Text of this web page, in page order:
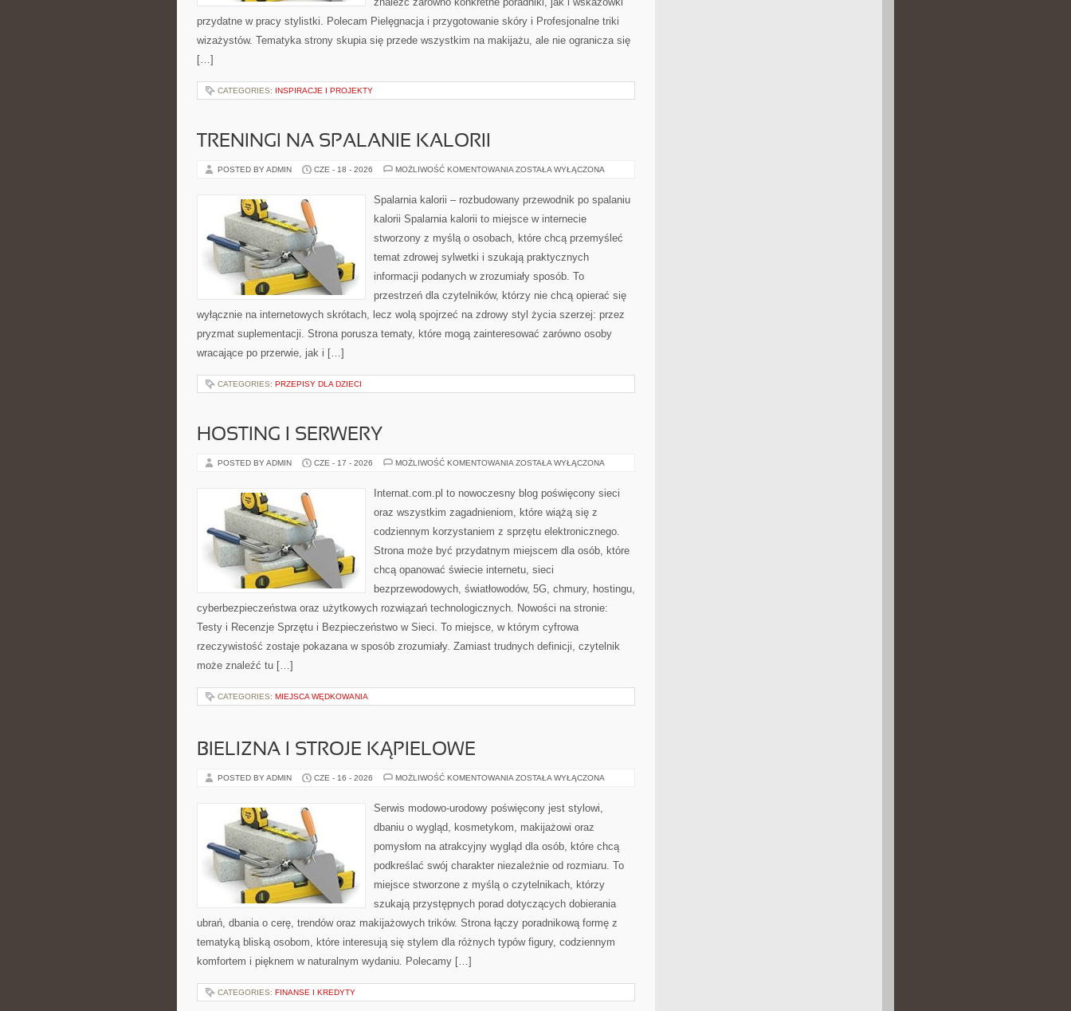
przydatne w pracy stylistki. Polecam Pielęgnacja i przygotowanie skóry i Profesjonalne triki
wizażystów. Tematyka strony skupia się przede wszystkim na makijażu, ale nie ogranicza się
[…]
CATEGORIES: INSPIRACJE I PROJEKTY
TRENINGI NA SPALANIE KALORII
POSTED BY ADMIN CZE - 18 - 2026 MOŻLIWOŚĆ KOMENTOWANIA TRENINGI
ZOSTAŁA WYŁĄCZONA
Spalarnia kalorii – rozbudowany przewodnik po spalaniu
kalorii Spalarnia kalorii to miejsce w internecie
stworzony z myślą o osobach, które chcą przemyśleć
temat zdrowej sylwetki i szukają praktycznych
informacji podanych w zrozumiały sposób. To
przestrzeń dla czytelników, którzy nie chcą opierać się
wyłącznie na internetowych skrótach, lecz wolą spojrzeć na zdrowy styl życia szerzej: przez
pryzmat suplementacji. Strona porusza tematy, które mogą zainteresować zarówno osoby
wracające po przerwie, jak i […]
CATEGORIES: PRZEPISY DLA DZIECI
HOSTING I SERWERY
POSTED BY ADMIN CZE - 17 - 2026 MOŻLIWOŚĆ KOMENTOWANIA HOSTING
ZOSTAŁA WYŁĄCZONA
Internat.com.pl to nowoczesny blog poświęcony sieci
oraz wszystkim zagadnieniom, które wiążą się z
codziennym korzystaniem z sprzętu elektronicznego.
Strona może być przydatnym miejscem dla osób, które
chcą opanować świecie internetu, sieci
bezprzewodowych, światłowodów, 5G, chmury, hostingu,
cyberbezpieczeństwa oraz użytkowych rozwiązań technologicznych. Nowości na stronie:
Testy i Recenzje Sprzętu i Bezpieczeństwo w Sieci. To miejsce, w którym cyfrowa
rzeczywistość zostaje pokazana w sposób zrozumiały. Zamiast trudnych definicji, czytelnik
może znaleźć tu […]
CATEGORIES: MIEJSCA WĘDKOWANIA
BIELIZNA I STROJE KĄPIELOWE
POSTED BY ADMIN CZE - 16 - 2026 MOŻLIWOŚĆ KOMENTOWANIA BIELIZNA
KĄPIELOWE
ZOSTAŁA WYŁĄCZONA
Serwis modowo-urodowy poświęcony jest stylowi,
dbaniu o wygląd, kosmetykom, makijażowi oraz
pomysłom na atrakcyjny wygląd dla osób, które chcą
podkreślać swój charakter niezależnie od rozmiaru. To
miejsce stworzone z myślą o czytelnikach, którzy
szukają przystępnych porad dotyczących dobierania
ubrań, dbania o cerę, trendów oraz makijażowych trików. Strona łączy poradnikową formę z
tematyką bliską osobom, które interesują się stylem dla różnych typów figury, codziennym
komfortem i pięknem w naturalnym wydaniu. Polecamy […]
CATEGORIES: FINANSE I KREDYTY